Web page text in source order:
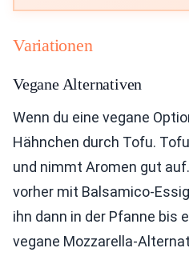
Variationen
Vegane Alternativen
Wenn du eine vegane
Hähnchen durch Tofu.
und nimmt Aromen gut
vorher mit Balsamico-
ihn dann in der Pfanne bis
vegane Mozzarella-